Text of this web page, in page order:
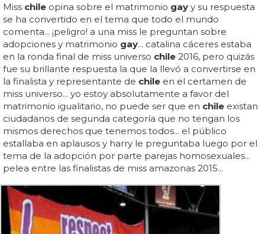
Miss chile opina sobre el matrimonio gay y su respuesta
se ha convertido en el tema que todo el mundo
comenta... ¡peligro! a una miss le preguntan sobre
adopciones y matrimonio gay... catalina cáceres estaba
en la ronda final de miss universo chile 2016, pero quizás
fue su brillante respuesta la que la llevó a convertirse en
la finalista y representante de chile en el certamen de
miss universo... yo estoy absolutamente a favor del
matrimonio igualitario, no puede ser que en chile existan
ciudadanos de segunda categoría que no tengan los
mismos derechos que tenemos todos... el público
estallaba en aplausos y harry le preguntaba luego por el
tema de la adopción por parte parejas homosexuales...
pelea entre las finalistas de miss amazonas 2015...